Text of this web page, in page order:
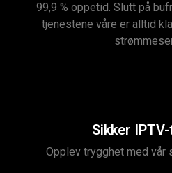
99,9 % oppetid. Slutt på
tjenestene våre er alltid
Sikker
Opplev trygghet med vår